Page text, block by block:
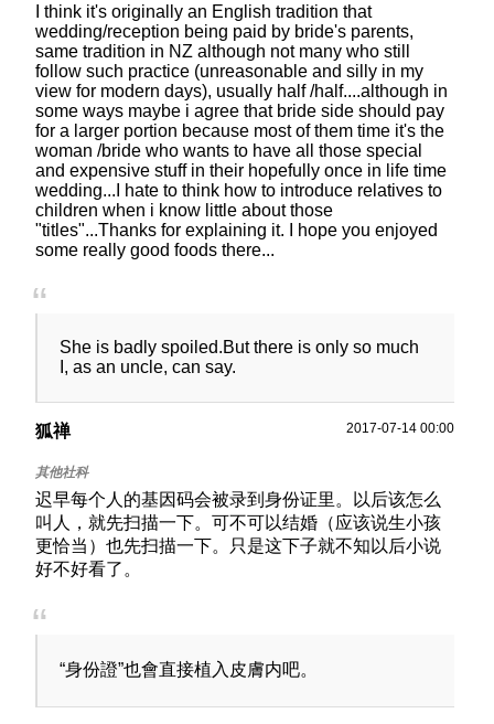
I think it's originally an English tradition that
wedding/reception being paid by bride's parents,
same tradition in NZ although not many who still
follow such practice (unreasonable and silly in my
view for modern days), usually half /half....although in
some ways maybe i agree that bride side should pay
for a larger portion because most of them time it's the
woman /bride who wants to have all those special
and expensive stuff in their hopefully once in life time
wedding...I hate to think how to introduce relatives to
children when i know little about those
"titles"...Thanks for explaining it. I hope you enjoyed
some really good foods there...
She is badly spoiled.But there is only so much
I, as an uncle, can say.
狐禅 2017-07-14 00:00
迟早每个人的基因码会被录到身份证里。以后该怎么
叫人，就先扫描一下。可不可以结婚（应该说生小孩
更恰当）也先扫描一下。只是这下子就不知以后小说
好不好看了。
“身份證”也會直接植入皮膚内吧。